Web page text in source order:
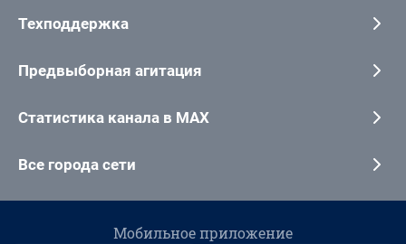
Техподдержка
Предвыборная агитация
Статистика канала в MAX
Все города сети
Мобильное приложение